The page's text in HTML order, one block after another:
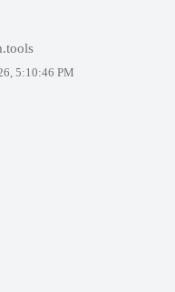
5:10:46 PM